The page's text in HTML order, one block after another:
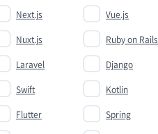
Next.js Vue.js
Nuxt.js Ruby on Rails
Laravel Django
Swift Kotlin
Flutter Spring